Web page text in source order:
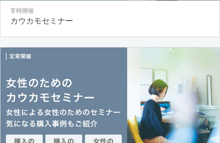
常時開催
カウカモセミナー